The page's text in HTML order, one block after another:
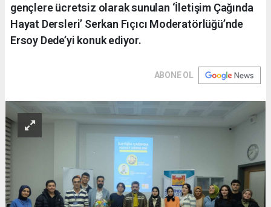
gençlere ücretsiz olarak sunulan ‘İletişim Çağında
Hayat Dersleri’ Serkan Fıçıcı Moderatörlüğü’nde
Ersoy Dede’yi konuk ediyor.
ABONE OL